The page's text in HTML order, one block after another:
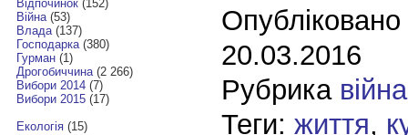
Відпочинок(152)
Війна(53)
Влада(137)
Господарка(380)
Гурман(1)
Дрогобиччина(2 266)
Вибори 2014(7)
Вибори 2015(17)
Екологія(15)
20.03.2016
Рубрика війна
Теги: життя,